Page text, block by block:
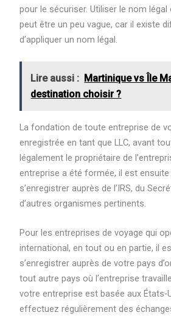
pour le sécuriser. Utiliser le nom légal
peut être un peu vague, car il existe
d’appliquer un nom légal.
Lire aussi : Martinique vs Île
destination choisir ?
La fondation de toute entreprise de
enregistrée en tant que LLC, avant
légalement le propriétaire de
entreprise a été formée, il est
s’enregistrer auprès de l’IRS, du
d’autres organismes pertinents.
Pour les entreprises de voyage qui
international, en tout ou en partie, il
s’enregistrer auprès de votre pays
tout autre pays où l’entreprise
votre entreprise est basée aux États-
effectuez régulièrement des